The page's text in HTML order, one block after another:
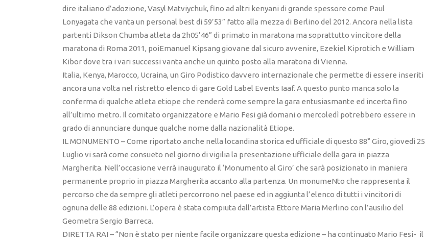
dire italiano d’adozione, Vasyl Matviychuk, fino ad altri kenyani di grande spessore come Paul
Lonyagata che vanta un personal best di 59’53” fatto alla mezza di Berlino del 2012. Ancora nella lista
partenti Dikson Chumba atleta da 2h05’46” di primato in maratona ma soprattutto vincitore della
maratona di Roma 2011, poiEmanuel Kipsang giovane dal sicuro avvenire, Ezekiel Kiprotich e William
Kibor dove tra i vari successi vanta anche un quinto posto alla maratona di Vienna.
Italia, Kenya, Marocco, Ucraina, un Giro Podistico davvero internazionale che permette di essere inseriti
ancora una volta nel ristretto elenco di gare Gold Label Events Iaaf. A questo punto manca solo la
conferma di qualche atleta etiope che renderà come sempre la gara entusiasmante ed incerta fino
all’ultimo metro. Il comitato organizzatore e Mario Fesi già domani o mercoledì potrebbero essere in
grado di annunciare dunque qualche nome dalla nazionalità Etiope.
IL MONUMENTO – Come riportato anche nella locandina storica ed ufficiale di questo 88° Giro, giovedì 25
Luglio vi sarà come consueto nel giorno di vigilia la presentazione ufficiale della gara in piazza
Margherita. Nell’occasione verrà inaugurato il ‘Monumento al Giro’ che sarà posizionato in maniera
permanente proprio in piazza Margherita accanto alla partenza. Un monumeNto che rappresenta il
percorso che da sempre gli atleti percorrono nel paese ed in aggiunta l’elenco di tutti i vincitori di
ognuna delle 88 edizioni. L’opera è stata compiuta dall’artista Ettore Maria Merlino con l’ausilio del
Geometra Sergio Barreca.
DIRETTA RAI – “Non è stato per niente facile organizzare questa edizione – ha continuato Mario Fesi- il